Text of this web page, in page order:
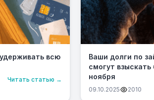
всю
Читать статью →
Ваши долги по
смогут
ноября
09.10.2025 2010